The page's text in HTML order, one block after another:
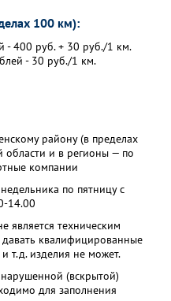
100 км):
- 400 руб. + 30 руб./1 км.
- 30 руб./1 км.
району (в пределах
области и в регионы — по
компании
по пятницу с
14.00
является техническим
давать квалифицированные
т.д. изделия не может.
нарушенной (вскрытой)
для заполнения